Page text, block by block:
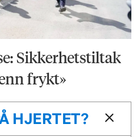
Sikkerhetstiltak
frykt»
HJERTET?